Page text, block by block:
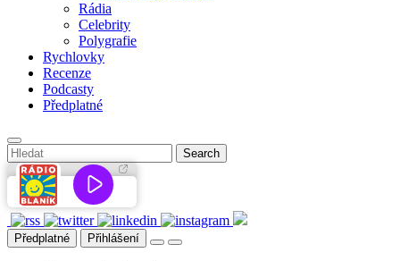
Rádia
Celebrity
Polygrafie
Rychlovky
Recenze
Podcasty
Předplatné
Předplatné Přihlášení